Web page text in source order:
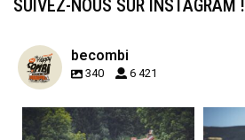
SUIVEZ-NOUS SUR INSTAGRAM !
becombi
340 6 421
becombi